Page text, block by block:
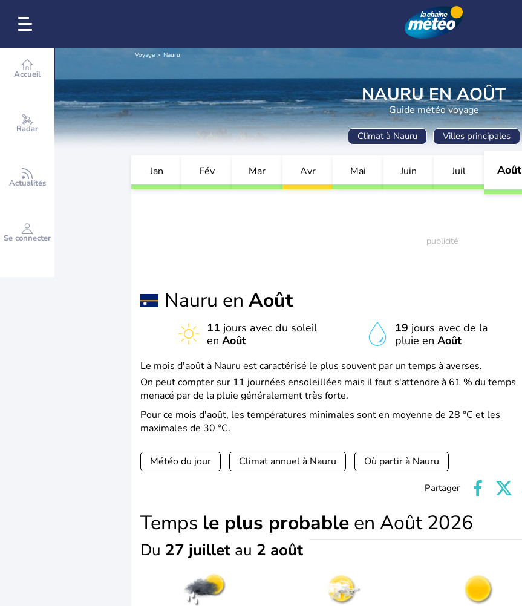
Accueil
Radar
Actualités
Se connecter
Voyage Nauru
NAURU EN AOÛT
Guide météo voyage
Climat à Nauru Villes principales
Jan Fév Mar Avr Mai Juin Juil Août
Nauru en Août
11 jours avec du soleil
enAoût
19 jours avec de la
pluie enAoût
Le mois d'août à Nauru est caractérisé le plus souvent par un temps à averses.
On peut compter sur 11 journées ensoleillées mais il faut s'attendre à 61 % du temps
menacé par de la pluie généralement très forte.
Pour ce mois d'août, les températures minimales sont en moyenne de 28 °C et les
maximales de 30 °C.
Météo du jour Climat annuel à Nauru Où partir à Nauru
Partager
Temps le plus probable en Août 2026
Du 27 juillet au 2 août